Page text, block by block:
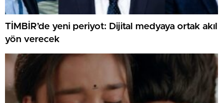
TİMBİR’de yeni periyot: Dijital medyaya ortak akıl
yön verecek